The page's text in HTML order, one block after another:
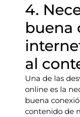
4.
buena
al
Una de las
online es la
buena
contenido de